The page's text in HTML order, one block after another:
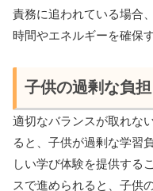
責務に追われている場合
時間やエネルギーを確保
子供の過剰な負担
適切なバランスが取れな
ると、子供が過剰な学習
しい学び体験を提供する
スで進められると、子供